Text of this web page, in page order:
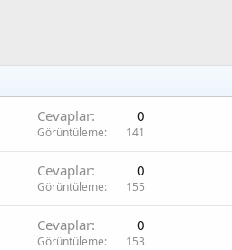
Cevaplar 0
Görüntüleme 141
Cevaplar 0
Görüntüleme 155
Cevaplar 0
Görüntüleme 153